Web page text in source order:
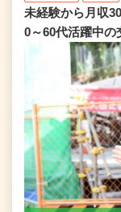
未経験から月収
0～60代活躍中の